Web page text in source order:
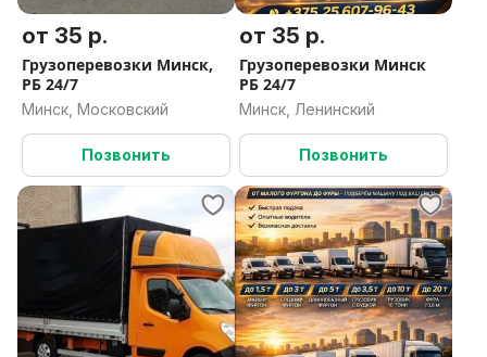
от 35 р.
Грузоперевозки Минск,
РБ 24/7
Минск, Московский
Позвонить
от 35 р.
Грузоперевозки Минск
РБ 24/7
Минск, Ленинский
Позвонить